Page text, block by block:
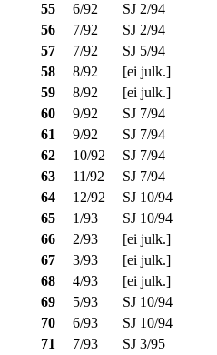
55
6/92 SJ 2/94
56
7/92 SJ 2/94
57
7/92 SJ 5/94
58
8/92 [ei julk.]
59
8/92 [ei julk.]
60
9/92 SJ 7/94
61
9/92 SJ 7/94
62
10/92 SJ 7/94
63
11/92 SJ 7/94
64
12/92 SJ 10/94
65
1/93 SJ 10/94
66
2/93 [ei julk.]
67
3/93 [ei julk.]
68
4/93 [ei julk.]
69
5/93 SJ 10/94
70
6/93 SJ 10/94
71
7/93 SJ 3/95